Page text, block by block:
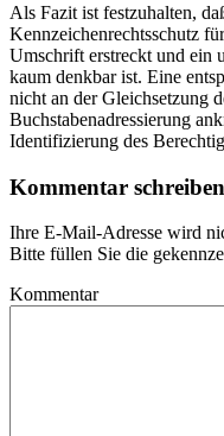
Als Fazit ist festzuhalten,
Kennzeichenrechtsschutz
Umschrift erstreckt und ein
kaum denkbar ist. Eine
nicht an der Gleichsetzung
Buchstabenadressierung
Identifizierung des
Kommentar schreiben
Ihre E-Mail-Adresse wird
Bitte füllen Sie die
Kommentar